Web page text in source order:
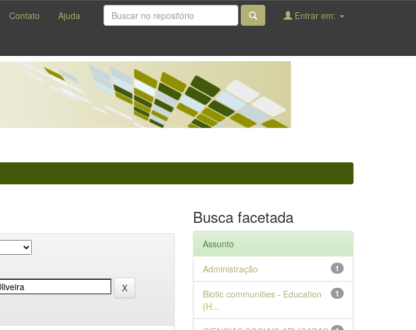
Contato Ajuda Entrar em:
Busca facetada
Assunto
1
Administração
1
Biotic communities - Education
(H...